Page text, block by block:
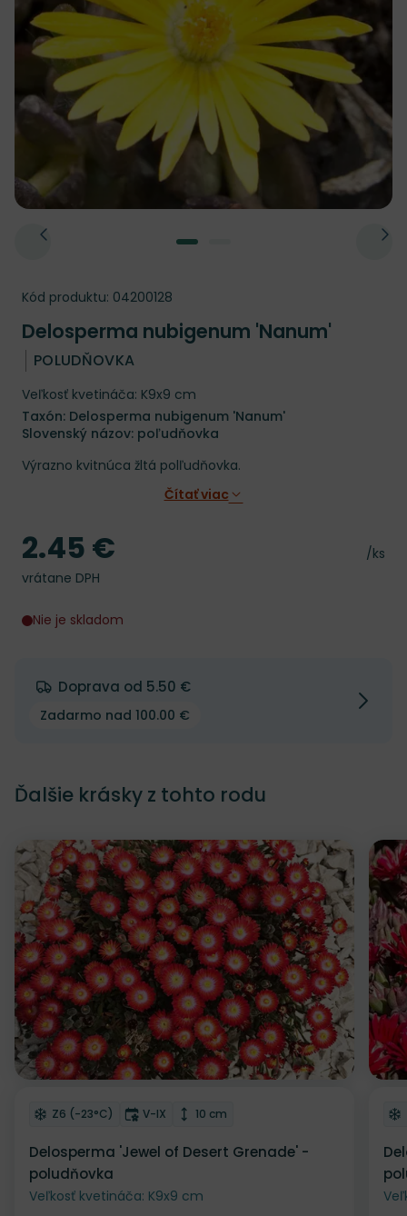
Kód produktu: 04200128
Delosperma nubigenum 'Nanum'
POLUDŇOVKA
Veľkosť kvetináča: K9x9 cm
Taxón: Delosperma nubigenum 'Nanum'
Slovenský názov: poľudňovka
Výrazno kvitnúca žltá polľudňovka.
Čítať viac
Cena
/ks
Cena
2.45 €
vrátane DPH
Nie je skladom
Doprava od 5.50 €
Zadarmo nad 100.00 €
Ďalšie krásky z tohto rodu
Odober do zoznamu želaní
Mrazuvzdornosť
Z6 (-23°C) Doba kvitnutia
V-IX Výška rastliny
10 cm
Delosperma 'Jewel of Desert Grenade' -
poludňovka
Veľkosť kvetináča: K9x9 cm